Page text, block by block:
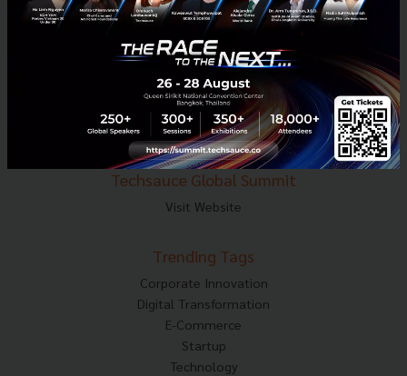
Techsauce Media
About Techsauce
Techsauce Services
Privacy Policy
ส่งบทความ
Techsauce Global Summit
Visit Website
Trending Tags
Corporate Innovation
Digital Transformation
E-Commerce
Startup
Technology